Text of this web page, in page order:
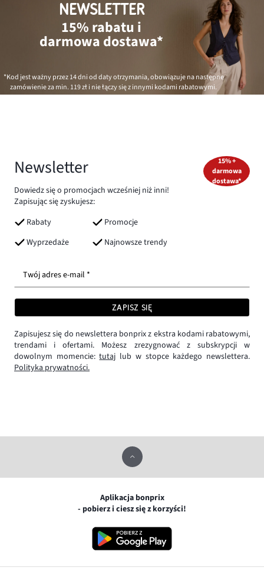
NEWSLETTER
15% rabatu i
darmowa dostawa*
*Kod jest ważny przez 14 dni od daty otrzymania, obowiązuje na następne
zamówienie za min. 119 złi nie łączy się z innymi kodami rabatowymi.
Newsletter
Dowiedz się o promocjach wcześniej niż inni!
Zapisując się zyskujesz:
Rabaty
Promocje
Wyprzedaże
Najnowsze trendy
15% +
darmowa
dostawa*
Twój adres e-mail *
ZAPISZ SIĘ
Zapisujesz się do newslettera bonprix z ekstra kodami rabatowymi,
trendami i ofertami. Możesz zrezygnować z subskrypcji w
dowolnym momencie:tutaj lub w stopce każdego newslettera.
Polityka prywatności.
Aplikacja bonprix
- pobierz i ciesz się z korzyści!